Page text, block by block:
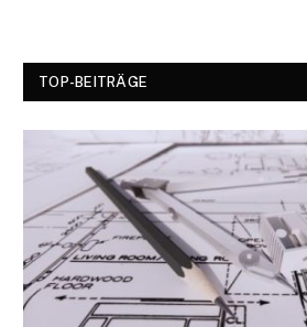
TOP-BEITRÄGE